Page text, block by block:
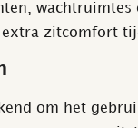
zitcomfort
om het